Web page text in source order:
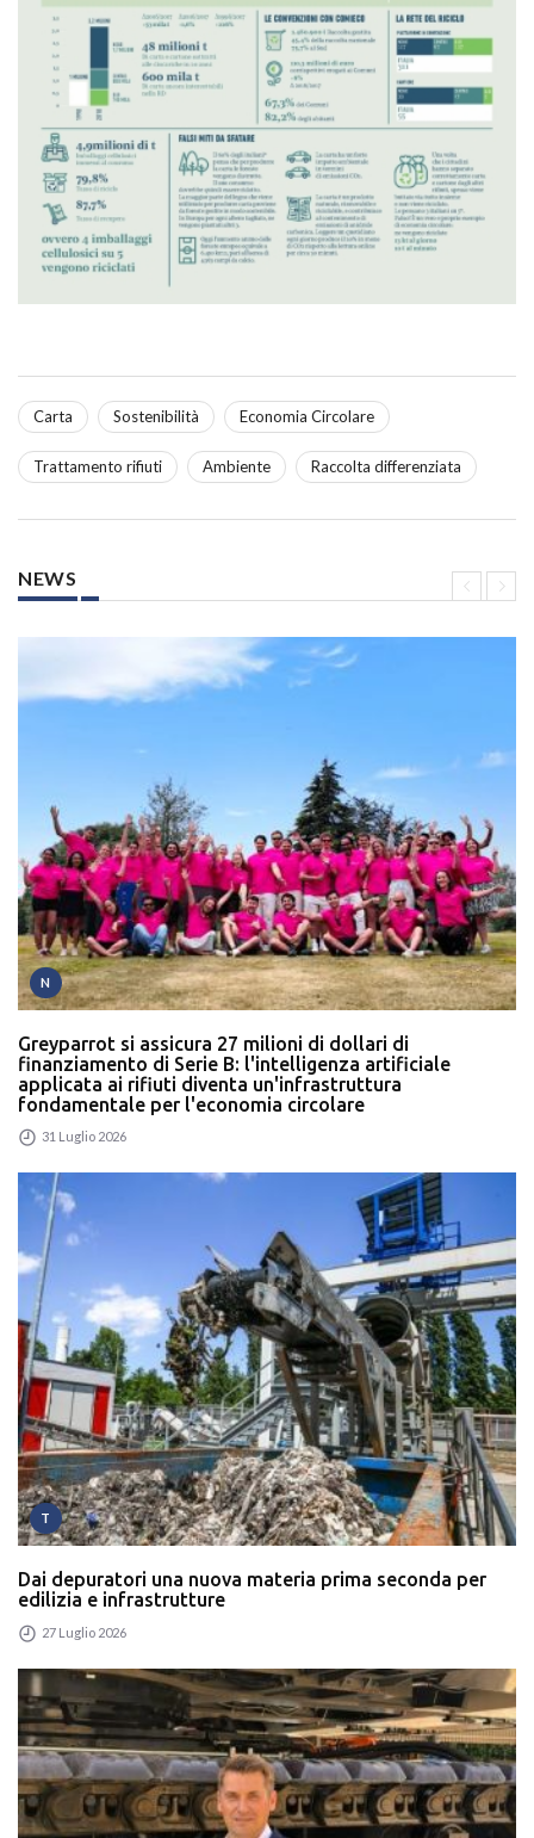
Carta Sostenibilità Economia Circolare
Trattamento rifiuti Ambiente Raccolta differenziata
NEWS
N
Greyparrot si assicura 27 milioni di dollari di
finanziamento di Serie B: l'intelligenza artificiale
applicata ai rifiuti diventa un'infrastruttura
fondamentale per l'economia circolare
31 Luglio 2026
T
Dai depuratori una nuova materia prima seconda per
edilizia e infrastrutture
27 Luglio 2026